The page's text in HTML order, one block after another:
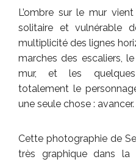
L’ombre sur le mur
solitaire et vulnérable
multiplicité des lignes
marches des escaliers,
mur, et les quelques
totalement le
une seule chose : avancer.
Cette photographie de
très graphique dans la